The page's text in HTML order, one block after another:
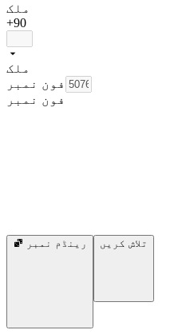
ملک
+90
ملک
فون نمبر
فون نمبر
رینڈم نمبر تلاش کریں